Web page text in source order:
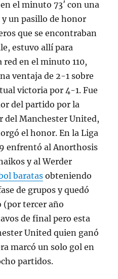
el minuto 73′ con una
un pasillo de honor
que se encontraban
estuvo allí para
red en el minuto 110,
ventaja de 2-1 sobre
victoria por 4-1. Fue
del partido por la
del Manchester United,
el honor. En la Liga
enfrentó al Anorthosis
y al Werder
baratas obteniendo
de grupos y quedó
(por tercer año
de final pero esta
United quien ganó
marcó un solo gol en
partidos.